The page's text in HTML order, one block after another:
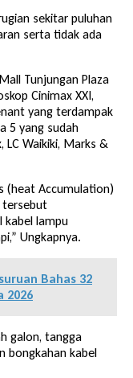
sekitar puluhan
serta tidak ada
Tunjungan Plaza
Cinimax XXI,
yang terdampak
5 yang sudah
LC Waikiki, Marks &
(heat Accumulation)
tersebut
kabel lampu
Ungkapnya.
Bahas 32
2026
galon, tangga
bongkahan kabel